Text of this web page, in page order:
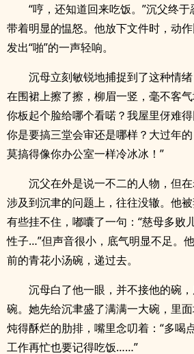
“哼，还知道回来吃饭。”沉父终
带着明显的愠怒。他放下文件时，动
发出“啪”的一声轻响。
沉母立刻敏锐地捕捉到了这种情
在围裙上擦了擦，柳眉一竖，毫不客气
你板起个脸给哪个看喏？我屋里伢难
你是要搞三堂会审还是哪样？大过年
莫搞得像你办公室一样冷冰冰！”
沉父在外是说一不二的人物，但
涉及到沉聿的问题上，往往没辙。他
有些挂不住，嘟囔了一句：“慈母多败
性子…”但声音很小，底气明显不足。
前的青花小汤碗，递过去。
沉母白了他一眼，并不接他的碗
碗。她先给沉聿盛了满满一大碗，里
炖得酥烂的肋排，嘴里念叨着：“多喝
工作再忙也要记得吃饭……”